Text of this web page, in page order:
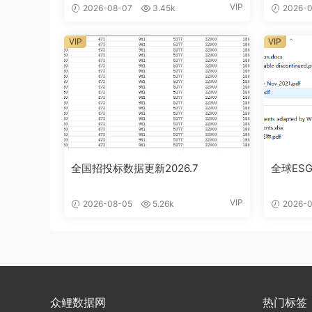
2026-08-07 3.45k VIP 2026-
全国招投标数据更新2026.7
2026-08-05 5.26k VIP
VIP
全球
2026-
VIP
众鲤数据网 热门标签